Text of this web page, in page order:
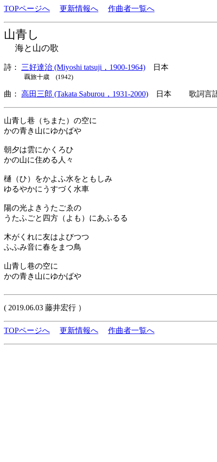
TOPページへ 更新情報へ 作曲者一覧へ
山青し
海と山の歌
詩： 三好達治 (Miyoshi tatsuji，1900-1964) 日本
覊旅十歳 (1942)
曲： 高田三郎 (Takata Saburou，1931-2000) 日本 歌詞言語
山青し巷（ちまた）の空に
かの青き山にゆかばや
朝夕は雲にかくろひ
かの山に住める人々
樋（ひ）をかよふ水をともしみ
ゆるやかにうすづく水車
陽の光よきうたごゑの
うたふごと四方（よも）にあふるる
木がくれに友はよびつつ
ふふみ音に春をまつ鳥
山青し巷の空に
かの青き山にゆかばや
( 2019.06.03 藤井宏行 ）
TOPページへ 更新情報へ 作曲者一覧へ